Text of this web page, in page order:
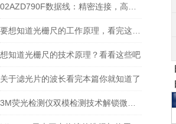
想知道光栅尺的技术原理？看看这些吧
关于滤光片的波长看完本篇你就知道了